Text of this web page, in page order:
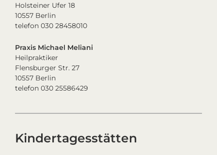
Holsteiner Ufer 18
10557 Berlin
telefon 030 28458010
Praxis Michael Meliani
Heilpraktiker
Flensburger Str. 27
10557 Berlin
telefon 030 25586429
Kindertagesstätten